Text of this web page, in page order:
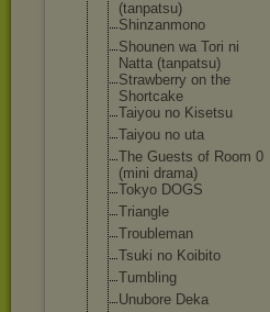
(tanpatsu)
Shinzanmono
Shounen wa Tori ni
Natta (tanpatsu)
Strawberry on the
Shortcake
Taiyou no Kisetsu
Taiyou no uta
The Guests of Room 0
(mini drama)
Tokyo DOGS
Triangle
Troubleman
Tsuki no Koibito
Tumbling
Unubore Deka